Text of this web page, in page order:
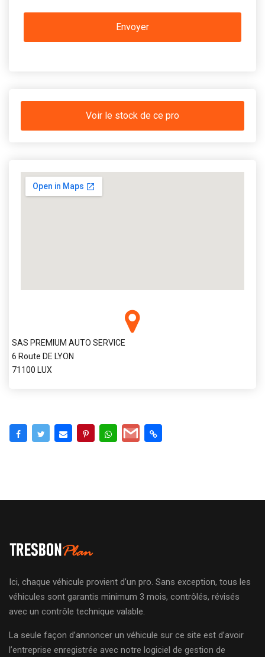
Voir le stock de ce pro
SAS PREMIUM AUTO SERVICE
6 Route DE LYON
71100 LUX
Ici, chaque véhicule provient d’un pro. Sans exception, tous les
véhicules sont garantis minimum 3 mois, contrôlés, révisés
avec un contrôle technique valable.
La seule façon d’annoncer un véhicule sur ce site est d’avoir
l’entreprise enregistrée avec notre logiciel de gestion de